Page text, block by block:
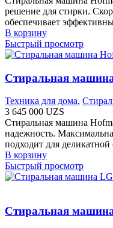
решение для стирки.
обеспечивает
В корзину
Быстрый просмотр
Стиральная
Техника для дома,
3 645 000 UZS
Стиральная машина
надежность.
подходит для деликатной
В корзину
Быстрый просмотр
Стиральная